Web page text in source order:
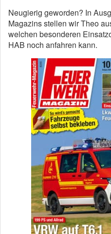
Neugierig geworden? In
Magazins stellen wir Theo
welchen besonderen
HAB noch anfahren kann.